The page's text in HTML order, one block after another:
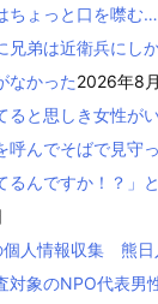
ちょっと口を噤む
兄弟は近衛兵にし
なかった2026年8
ると思しき女性が
呼んでそばで見守
るんですか！？」
個人情報収集 熊
象のNPO代表